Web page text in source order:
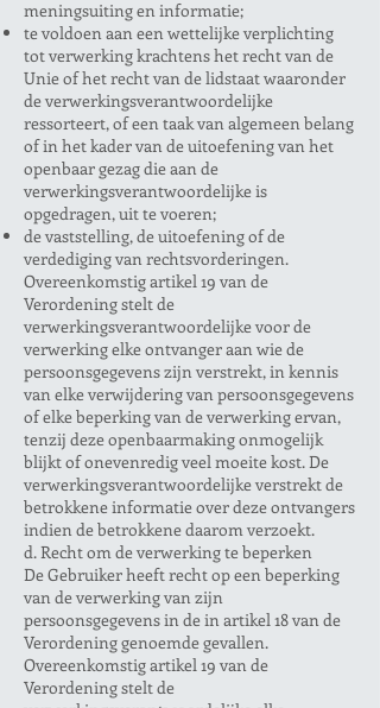
meningsuiting en informatie;
te voldoen aan een wettelijke verplichting
tot verwerking krachtens het recht van de
Unie of het recht van de lidstaat waaronder
de verwerkingsverantwoordelijke
ressorteert, of een taak van algemeen belang
of in het kader van de uitoefening van het
openbaar gezag die aan de
verwerkingsverantwoordelijke is
opgedragen, uit te voeren;
de vaststelling, de uitoefening of de
verdediging van rechtsvorderingen.
Overeenkomstig artikel 19 van de
Verordening stelt de
verwerkingsverantwoordelijke voor de
verwerking elke ontvanger aan wie de
persoonsgegevens zijn verstrekt, in kennis
van elke verwijdering van persoonsgegevens
of elke beperking van de verwerking ervan,
tenzij deze openbaarmaking onmogelijk
blijkt of onevenredig veel moeite kost. De
verwerkingsverantwoordelijke verstrekt de
betrokkene informatie over deze ontvangers
indien de betrokkene daarom verzoekt.
d. Recht om de verwerking te beperken
De Gebruiker heeft recht op een beperking
van de verwerking van zijn
persoonsgegevens in de in artikel 18 van de
Verordening genoemde gevallen.
Overeenkomstig artikel 19 van de
Verordening stelt de